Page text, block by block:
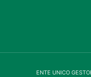
ENTE UNICO